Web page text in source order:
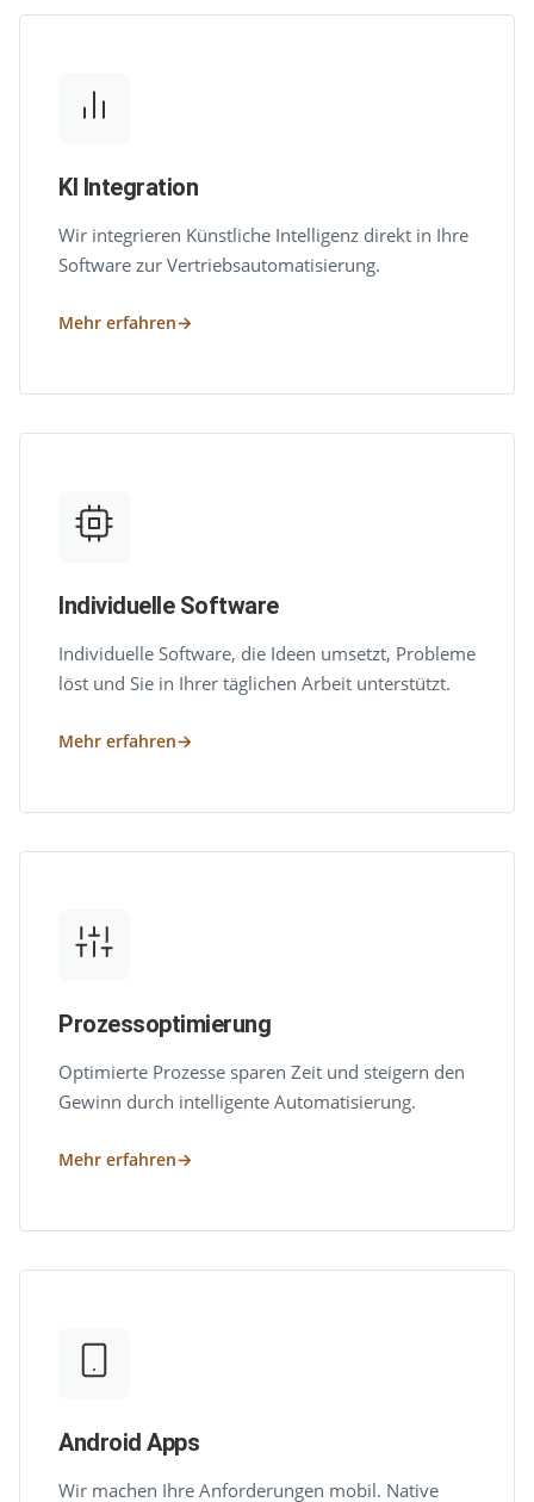
KI Integration
Wir integrieren Künstliche Intelligenz direkt in Ihre
Software zur Vertriebsautomatisierung.
Mehr erfahren
Individuelle Software
Individuelle Software, die Ideen umsetzt, Probleme
löst und Sie in Ihrer täglichen Arbeit unterstützt.
Mehr erfahren
Prozessoptimierung
Optimierte Prozesse sparen Zeit und steigern den
Gewinn durch intelligente Automatisierung.
Mehr erfahren
Android Apps
Wir machen Ihre Anforderungen mobil. Native